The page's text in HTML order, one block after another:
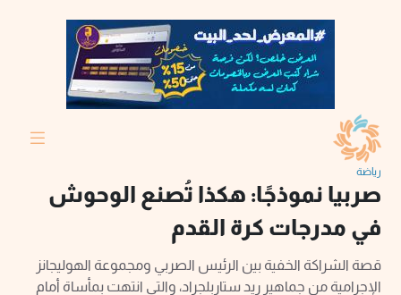
رياضة
صربيا نموذجًا: هكذا تُصنع الوحوش
في مدرجات كرة القدم
قصة الشراكة الخفية بين الرئيس الصربي ومجموعة الهوليجانز
الإجرامية من جماهير ريد ستاربلجراد، والتي انتهت بمأساة أمام